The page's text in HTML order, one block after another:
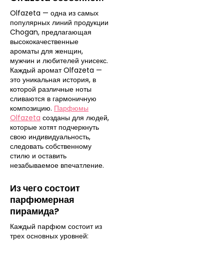
Olfazeta — одна из самых
популярных линий продукции
Chogan, предлагающая
высококачественные
ароматы для женщин,
мужчин и любителей унисекс.
Каждый аромат Olfazeta —
это уникальная история, в
которой различные ноты
сливаются в гармоничную
композицию. Парфюмы
Olfazeta созданы для людей,
которые хотят подчеркнуть
свою индивидуальность,
следовать собственному
стилю и оставить
незабываемое впечатление.
Из чего состоит
парфюмерная
пирамида?
Каждый парфюм состоит из
трех основных уровней: